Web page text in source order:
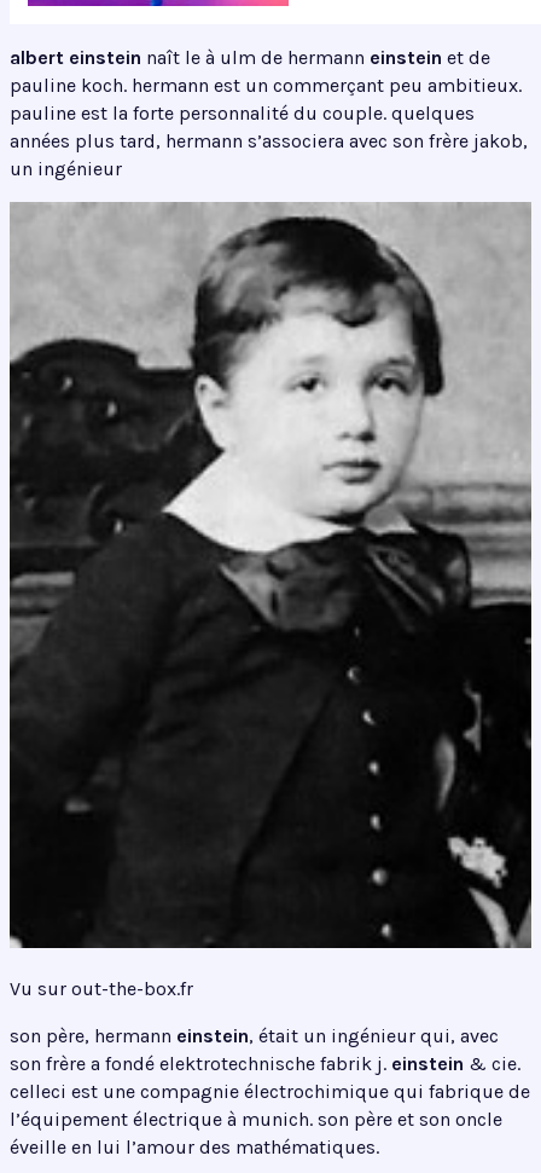
albert einstein naît le à ulm de hermann einstein et de
pauline koch. hermann est un commerçant peu ambitieux.
pauline est la forte personnalité du couple. quelques
années plus tard, hermann s’associera avec son frère jakob,
un ingénieur
Vu sur out-the-box.fr
son père, hermann einstein, était un ingénieur qui, avec
son frère a fondé elektrotechnische fabrik j. einstein & cie.
celleci est une compagnie électrochimique qui fabrique de
l’équipement électrique à munich. son père et son oncle
éveille en lui l’amour des mathématiques.